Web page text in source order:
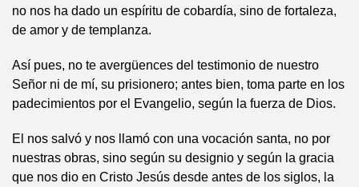
no nos ha dado un espíritu de cobardía, sino de fortaleza,
de amor y de templanza.
Así pues, no te avergüences del testimonio de nuestro
Señor ni de mí, su prisionero; antes bien, toma parte en los
padecimientos por el Evangelio, según la fuerza de Dios.
El nos salvó y nos llamó con una vocación santa, no por
nuestras obras, sino según su designio y según la gracia
que nos dio en Cristo Jesús desde antes de los siglos, la